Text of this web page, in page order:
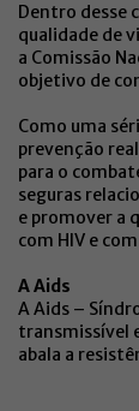
Dentro desse
qualidade de
a Comissão
objetivo de
Como uma
prevenção
para o
seguras
e promover a
com HIV e com
A Aids
A Aids –
transmissível
abala a